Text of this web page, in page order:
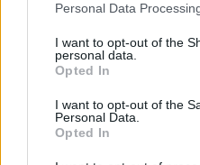
Personal Data
I want to opt-out of the
personal data.
Opted In
I want to opt-out of the
Personal Data.
Opted In
A
R
A P